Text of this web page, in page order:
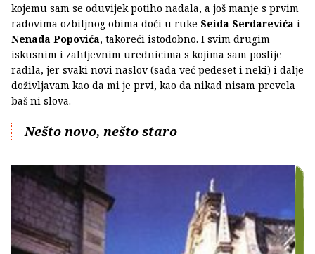
kojemu sam se oduvijek potiho nadala, a još manje s prvim
radovima ozbiljnog obima doći u ruke Seida Serdarevića i
Nenada Popovića, takoreći istodobno. I svim drugim
iskusnim i zahtjevnim urednicima s kojima sam poslije
radila, jer svaki novi naslov (sada već pedeset i neki) i dalje
doživljavam kao da mi je prvi, kao da nikad nisam prevela
baš ni slova.
Nešto novo, nešto staro